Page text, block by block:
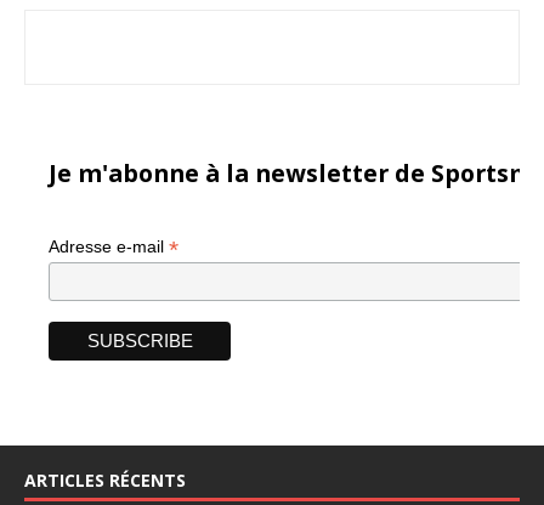
Je m'abonne à la newsletter de
Adresse e-mail *
ARTICLES RÉCENTS